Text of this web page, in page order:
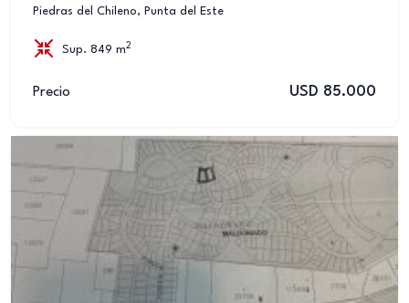
Piedras del Chileno, Punta del Este
Sup. 849 m 2
Precio USD 85.000